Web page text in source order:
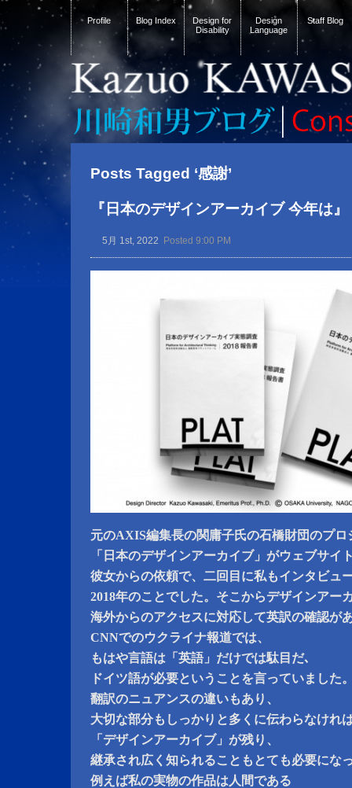
Profile Blog Index
Design for
Disability
Design
Language
Staff Blog
Posts Tagged ‘感謝’
『日本のデザインアーカイブ 今年は』
5月 1st, 2022 Posted 9:00 PM
元のAXIS編集長の関庸子氏の石橋財団のプロ
「日本のデザインアーカイブ」がウェブサイ
彼女からの依頼で、二回目に私もインタビュ
2018年のことでした。そこからデザインアー
海外からのアクセスに対応して英訳の確認が
CNNでのウクライナ報道では、
もはや言語は「英語」だけでは駄目だ､
ドイツ語が必要ということを言っていました
翻訳のニュアンスの違いもあり、
大切な部分もしっかりと多くに伝わらなけれ
「デザインアーカイブ」が残り、
継承され広く知られることもとても必要にな
例えば私の実物の作品は人間である